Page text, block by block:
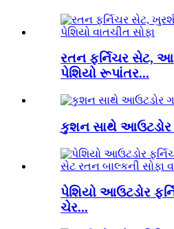
રતન ફર્નિચર સેટ,
પેશિયો રૂપાંતર...
કુશન સાથે આઉટડોર
પેશિયો આઉટડોર
ચેર...